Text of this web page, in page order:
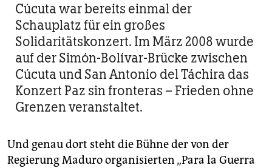
Cúcuta war bereits einmal der
Schauplatz für ein großes
Solidaritätskonzert. Im März 2008 wurde
auf der Simón-Bolívar-Brücke zwischen
Cúcuta und San Antonio del Táchira das
Konzert Paz sin fronteras – Frieden ohne
Grenzen veranstaltet.
Und genau dort steht die Bühne der von der
Regierung Maduro organisierten „Para la Guerra